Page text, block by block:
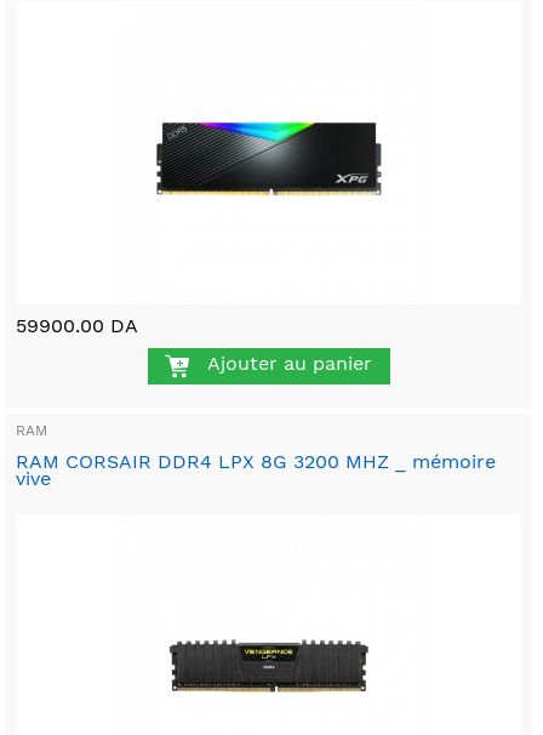
59900.00 DA
Ajouter au panier
RAM
RAM CORSAIR DDR4 LPX 8G 3200 MHZ _ mémoire
vive